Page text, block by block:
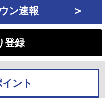
ン速報 ＞
り登録
ント